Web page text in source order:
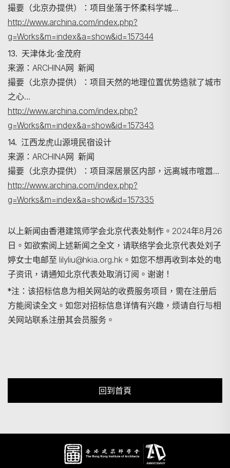
撮要（北京办提供）：项目坐落于怀柔科学城…
http://www.archina.com/index.php?
g=Works&m=index&a=show&id=157344
13. 天津体北·金茂府
来源：ARCHINA网 新闻
撮要（北京办提供）：项目天然的地理位置优势造就了城市
之心…
http://www.archina.com/index.php?
g=Works&m=index&a=show&id=157343
14. 江西龙虎山源境民宿设计
来源：ARCHINA网 新闻
撮要（北京办提供）：项目深居景区内部，远离城市喧嚣…
http://www.archina.com/index.php?
g=Works&m=index&a=show&id=157335
以上新闻由香港建筑师学会北京代表处制作。2024年8月26
日。如欲索阅上述新闻之全文，请联络学会北京代表处刘子
婷女士电邮至 lilyliu@hkia.org.hk。如您不想再收到本处的电
子资讯，请通知北京代表处取消订阅。谢谢！
*注：该招标信息为相关网站的收费服务项目，需在注册后
方能阅读全文。如您对招标信息详情有兴趣，烦请自行与相
关网站联系注册其会员服务。
回到首頁